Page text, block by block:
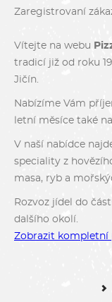
Zaregistrovaní
Vítejte na webu
tradicí již od roku
Jičín.
Nabízíme Vám
letní měsíce také
V naší nabídce
speciality z
masa, ryb a
Rozvoz jídel do
dalšího okolí.
Zobrazit kompletní